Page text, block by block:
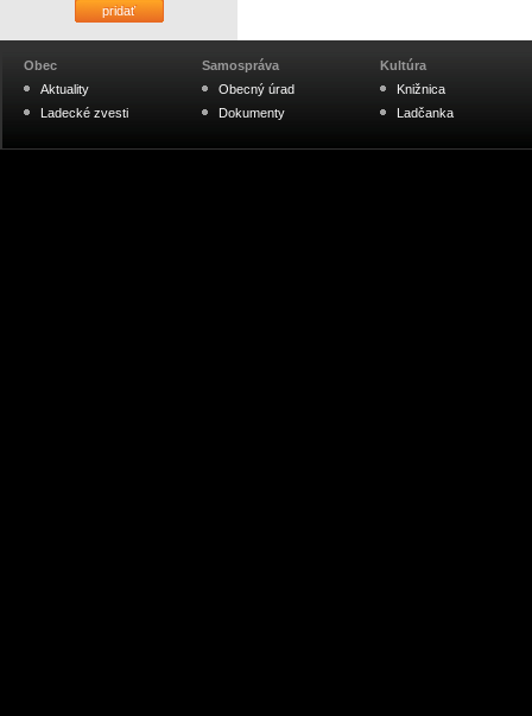
pridať
Obec
Aktuality
Ladecké zvesti
Samospráva
Obecný úrad
Dokumenty
Kultúra
Knižnica
Ladčanka